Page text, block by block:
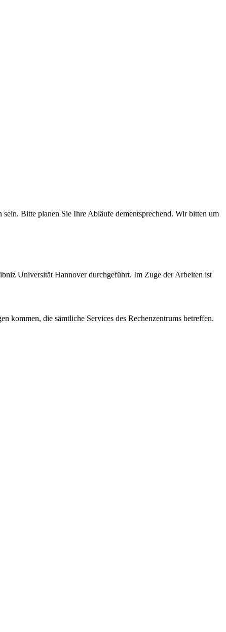
Bitte planen Sie Ihre Abläufe dementsprechend. Wir bitten um
Universität Hannover durchgeführt. Im Zuge der Arbeiten ist
kommen, die sämtliche Services des Rechenzentrums betreffen.